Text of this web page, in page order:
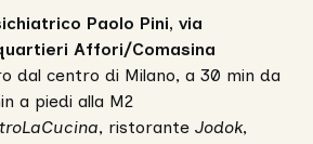
Paolo Pini, via
Affori/Comasina
dal centro di Milano, a 30 min da
a piedi alla M2
, ristoranteJodok,